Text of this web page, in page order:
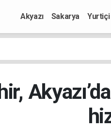
Akyazı Sakarya Yurtiçi